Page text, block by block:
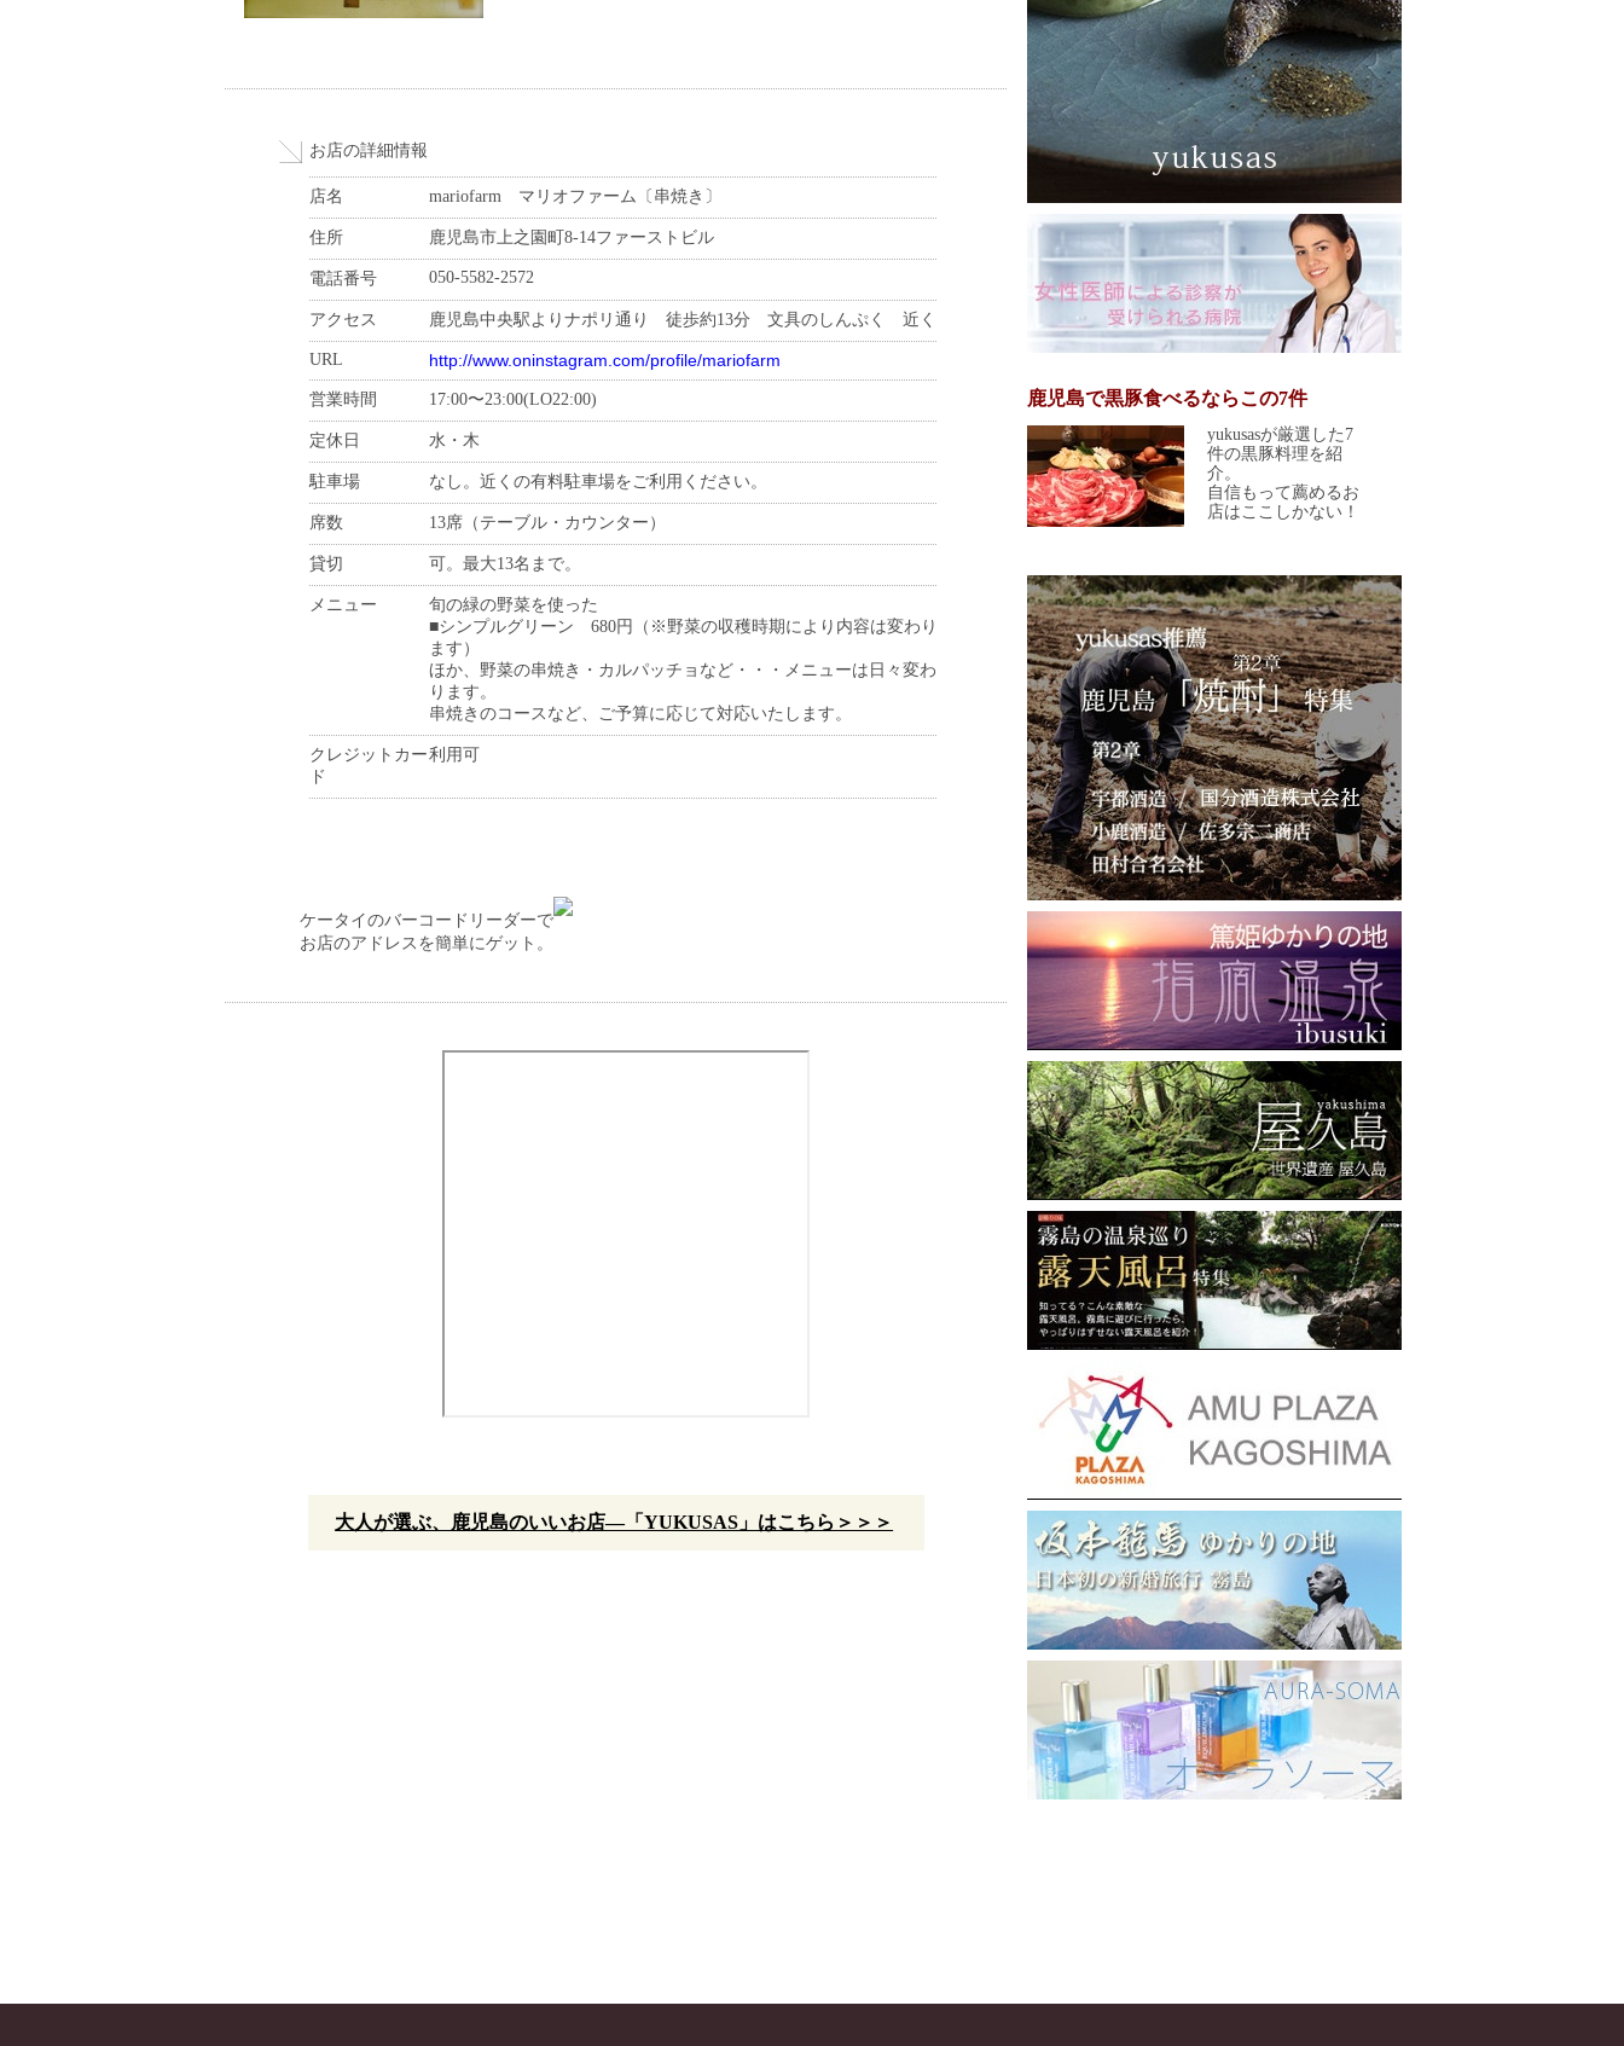
お店の詳細情報
店名 mariofarm マリオファーム〔串焼き〕
住所 鹿児島市上之園町8-14ファーストビル
電話番号 050-5582-2572
アクセス 鹿児島中央駅よりナポリ通り 徒歩約13分 文具のしんぷく 近く
URL http://www.oninstagram.com/profile/mariofarm
営業時間 17:00〜23:00(LO22:00)
定休日 水・木
駐車場 なし。近くの有料駐車場をご利用ください。
席数 13席（テーブル・カウンター）
貸切 可。最大13名まで。
メニュー
旬の緑の野菜を使った
■シンプルグリーン 680円（※野菜の収穫時期により内容は変わり
ます）
ほか、野菜の串焼き・カルパッチョなど・・・メニューは日々変わ
ります。
串焼きのコースなど、ご予算に応じて対応いたします。
クレジットカー
ド
利用可
ケータイのバーコードリーダーで
お店のアドレスを簡単にゲット。
大人が選ぶ、鹿児島のいいお店—「YUKUSAS」はこちら＞＞＞
鹿児島で黒豚食べるならこの7件
yukusasが厳選した7
件の黒豚料理を紹
介。
自信もって薦めるお
店はここしかない！